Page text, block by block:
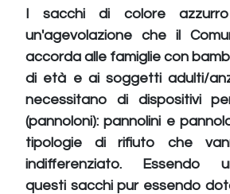
I sacchi di colore azzurro
un'agevolazione che il
accorda alle famiglie con
di età e ai soggetti adulti/
necessitano di dispositivi
(pannoloni): pannolini e
tipologie di rifiuto che
indifferenziato. Essendo
questi sacchi pur essendo